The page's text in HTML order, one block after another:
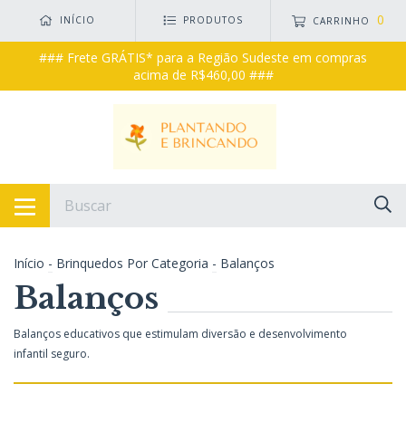
INÍCIO PRODUTOS CARRINHO 0
### Frete GRÁTIS* para a Região Sudeste em compras
acima de R$460,00 ###
Início - Brinquedos Por Categoria - Balanços
Balanços
Balanços educativos que estimulam diversão e desenvolvimento
infantil seguro.